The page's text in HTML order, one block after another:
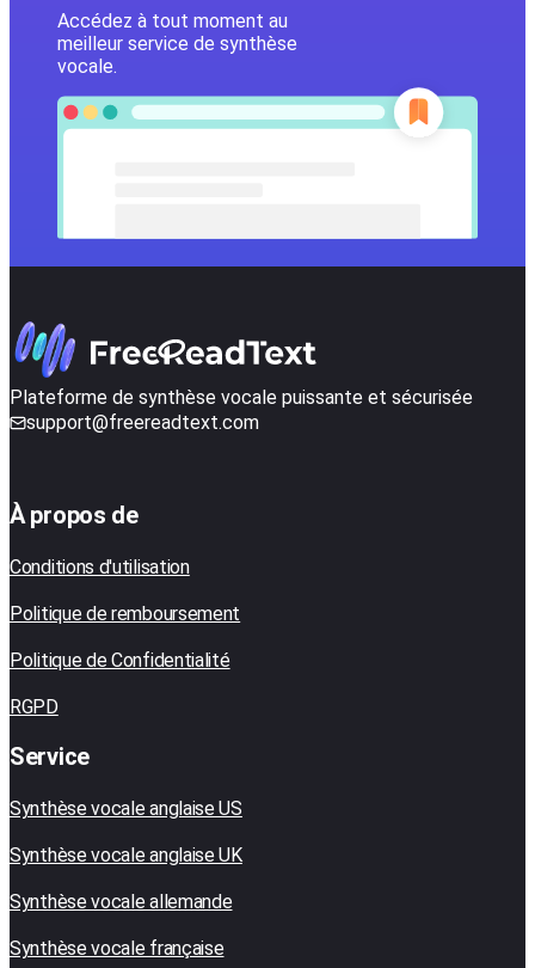
Accédez à tout moment au
meilleur service de synthèse
vocale.
Plateforme de synthèse vocale puissante et sécurisée
support@freereadtext.com
À propos de
Conditions d'utilisation
Politique de remboursement
Politique de Confidentialité
RGPD
Service
Synthèse vocale anglaise US
Synthèse vocale anglaise UK
Synthèse vocale allemande
Synthèse vocale française